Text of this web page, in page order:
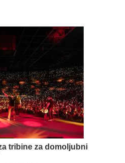
tribine za domoljubni